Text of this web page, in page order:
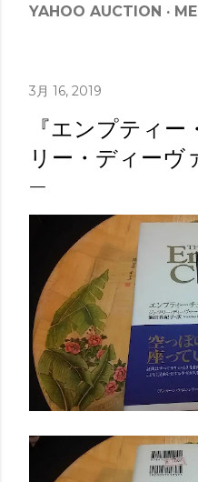
YAHOO AUCTION
3月 16, 2019
『エンプティ
リー・ディーヴ